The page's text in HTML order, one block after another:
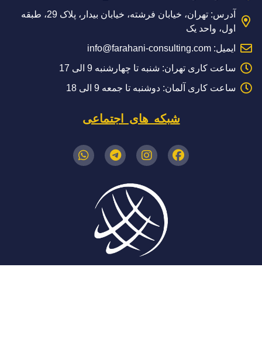
آدرس: تهران، خیابان فرشته، خیابان بیدار، پلاک 29، طبقه
اول، واحد یک
ایمیل: info@farahani-consulting.com
ساعت کاری تهران: شنبه تا چهارشنبه 9 الی 17
ساعت کاری آلمان: دوشنبه تا جمعه 9 الی 18
شبکه های اجتماعی